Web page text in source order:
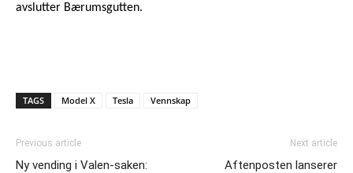
avslutter Bærumsgutten.
TAGS Model X Tesla Vennskap
Previous article
Ny vending i Valen-saken:
Next article
Aftenposten lanserer